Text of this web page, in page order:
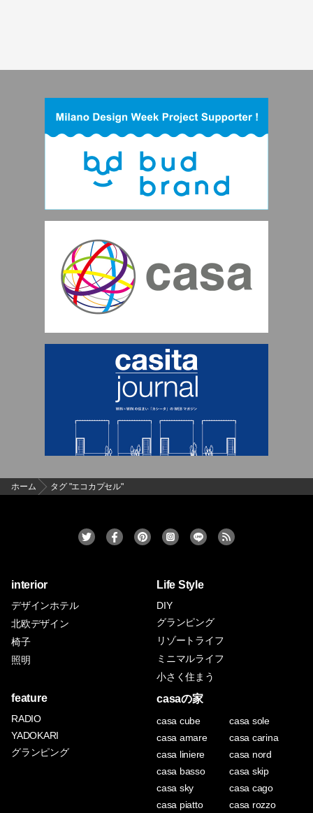
ホーム タグ "エコカプセル"
interior
デザインホテル
北欧デザイン
椅子
照明
Life Style
DIY
グランピング
リゾートライフ
ミニマルライフ
小さく住まう
feature
RADIO
YADOKARI
グランピング
casaの家
casa cube
casa sole
casa amare
casa carina
casa liniere
casa nord
casa basso
casa skip
casa sky
casa cago
casa piatto
casa rozzo